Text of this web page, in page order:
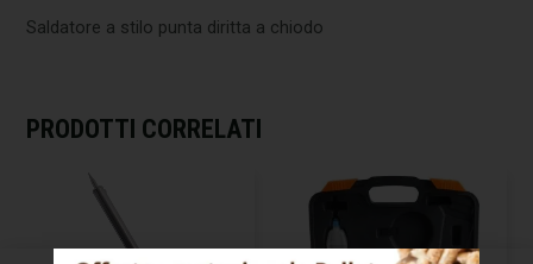
Saldatore a stilo punta diritta a chiodo
PRODOTTI CORRELATI